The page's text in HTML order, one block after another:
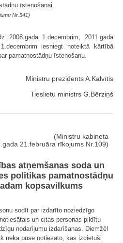
īstenošanai.
Nr.541)
2008.gada 1.decembrim, 2011.gada
iesniegt noteiktā kārtībā
pamatnostādņu īstenošanu.
Ministru prezidents A.Kalvītis
Tieslietu ministrs G.Bērziņš
(Ministru kabineta
21.februāra rīkojums Nr.109)
atņemšanas soda un
politikas pamatnostādņu
kopsavilkums
sodīt par izdarīto noziedzīgo
un citas personas pildītu
nodarījumu izdarīšanas. Diemžēl
nekā puse notiesāto, kas izcietuši